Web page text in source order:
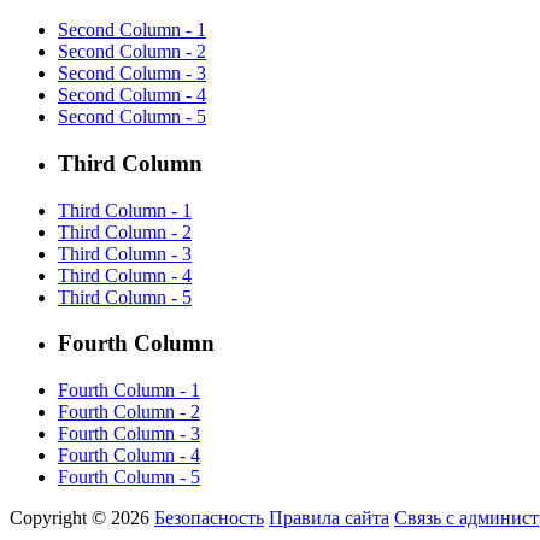
Second Column - 1
Second Column - 2
Second Column - 3
Second Column - 4
Second Column - 5
Third Column
Third Column - 1
Third Column - 2
Third Column - 3
Third Column - 4
Third Column - 5
Fourth Column
Fourth Column - 1
Fourth Column - 2
Fourth Column - 3
Fourth Column - 4
Fourth Column - 5
Copyright © 2026 Безопасность Правила сайта Связь с